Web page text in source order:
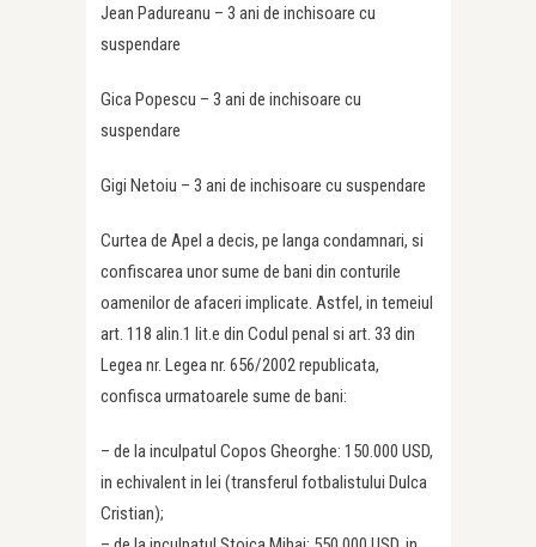
Jean Padureanu – 3 ani de inchisoare cu
suspendare
Gica Popescu – 3 ani de inchisoare cu
suspendare
Gigi Netoiu – 3 ani de inchisoare cu suspendare
Curtea de Apel a decis, pe langa condamnari, si
confiscarea unor sume de bani din conturile
oamenilor de afaceri implicate. Astfel, in temeiul
art. 118 alin.1 lit.e din Codul penal si art. 33 din
Legea nr. Legea nr. 656/2002 republicata,
confisca urmatoarele sume de bani:
– de la inculpatul Copos Gheorghe: 150.000 USD,
in echivalent in lei (transferul fotbalistului Dulca
Cristian);